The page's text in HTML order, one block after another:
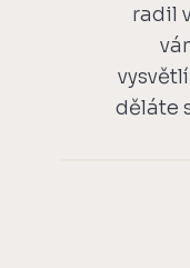
radil
děláte